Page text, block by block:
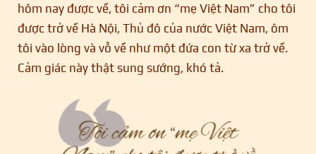
hôm nay được về, tôi cảm ơn “mẹ Việt Nam” cho tôi
được trở về Hà Nội, Thủ đô của nước Việt Nam, ôm
tôi vào lòng và vỗ về như một đứa con từ xa trở về.
Cảm giác này thật sung sướng, khó tả.